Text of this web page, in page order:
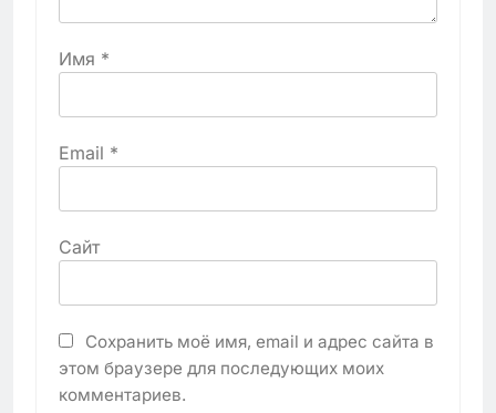
Имя *
Email *
Сайт
Сохранить моё имя, email и адрес сайта в
этом браузере для последующих моих
комментариев.